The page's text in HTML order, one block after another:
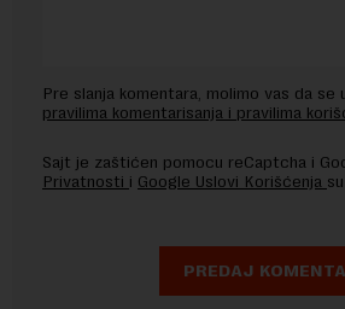
Pre slanja komentara, molimo vas da se
pravilima komentarisanja i pravilima
Sajt je zaštićen pomocu reCaptcha i
Privatnosti i Google Uslovi Korišćenja